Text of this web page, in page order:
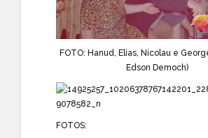
FOTO: Hanud, Elias, Nicolau e
Edson Democh)
FOTOS: